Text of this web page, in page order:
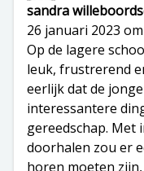
sandra
26 januari 2023
Op de lagere
leuk, frustrerend
eerlijk dat de
interessantere
gereedschap. Met
doorhalen zou er
horen moeten